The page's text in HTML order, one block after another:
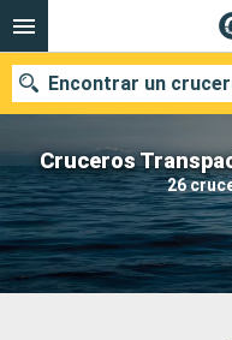
Cruceros
26
Encontrar un
Nuestros destinos
Fecha de salida